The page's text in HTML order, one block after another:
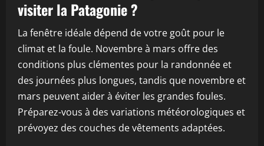
visiter la Patagonie ?
La fenêtre idéale dépend de votre goût pour le
climat et la foule. Novembre à mars offre des
conditions plus clémentes pour la randonnée et
des journées plus longues, tandis que novembre et
mars peuvent aider à éviter les grandes foules.
Préparez-vous à des variations météorologiques et
prévoyez des couches de vêtements adaptées.